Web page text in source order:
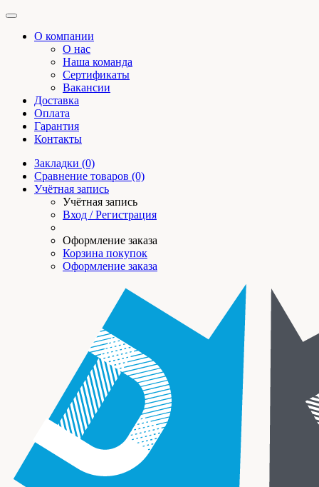
О компании
О нас
Наша команда
Сертификаты
Вакансии
Доставка
Оплата
Гарантия
Контакты
Закладки (0)
Сравнение товаров (0)
Учётная запись
Учётная запись
Вход / Регистрация
Оформление заказа
Корзина покупок
Оформление заказа